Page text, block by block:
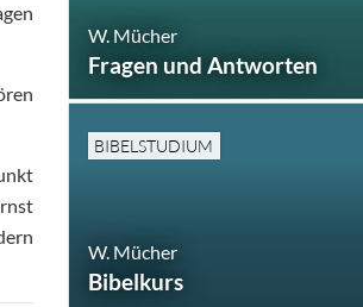
W. Mücher
Fragen und Antworten
BIBELSTUDIUM
W. Mücher
Bibelkurs